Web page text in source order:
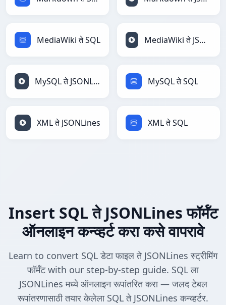
MediaWiki ते SQL MediaWiki ते JSONLines
MySQL ते JSONLines MySQL ते SQL
XML ते JSONLines XML ते SQL
Insert SQL ते JSONLines फॉर्मॅट
ऑनलाइन कन्व्हर्ट करा कसे वापरावे
Learn to convert SQL डेटा फाइल ते JSONLines स्ट्रीमिंग
फॉर्मॅट with our step-by-step guide. SQL ला
JSONLines मध्ये ऑनलाइन रूपांतरित करा — जलद टेबल
रूपांतरणासाठी तयार केलेला SQL ते JSONLines कन्व्हर्टर.